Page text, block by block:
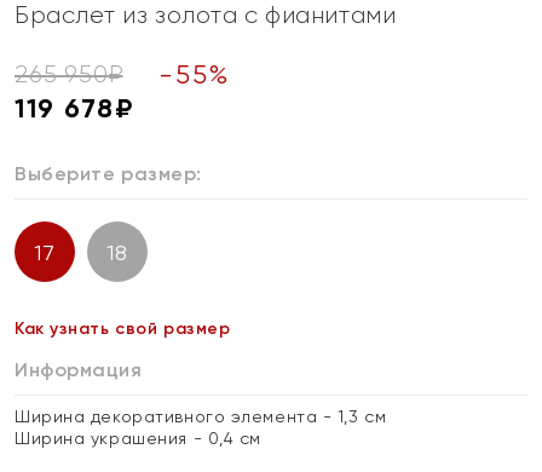
Браслет из золота с фианитами
265 950₽ - 55%
119 678₽
Выберите размер:
17 18
Как узнать свой размер
Информация
Ширина декоративного элемента - 1,3 см
Ширина украшения - 0,4 см